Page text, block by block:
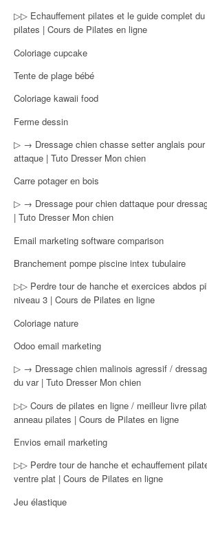
▷▷ Echauffement pilates et le guide complet
pilates | Cours de Pilates en ligne
Coloriage cupcake
Tente de plage bébé
Coloriage kawaii food
Ferme dessin
▷ → Dressage chien chasse setter anglais pour
attaque | Tuto Dresser Mon chien
Carre potager en bois
▷ → Dressage pour chien dattaque pour
| Tuto Dresser Mon chien
Email marketing software comparison
Branchement pompe piscine intex tubulaire
▷▷ Perdre tour de hanche et exercices abdos
niveau 3 | Cours de Pilates en ligne
Coloriage nature
Odoo email marketing
▷ → Dressage chien malinois agressif /
du var | Tuto Dresser Mon chien
▷▷ Cours de pilates en ligne / meilleur livre
anneau pilates | Cours de Pilates en ligne
Envios email marketing
▷▷ Perdre tour de hanche et echauffement
ventre plat | Cours de Pilates en ligne
Jeu élastique